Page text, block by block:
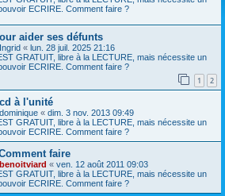
ECRIRE. Comment faire ?
aider ses défunts
Ingrid « lun. 28 juil. 2025 21:16
GRATUIT, libre à la LECTURE, mais nécessite un
ECRIRE. Comment faire ?
1 2
à l'unité
dominique « dim. 3 nov. 2013 09:49
GRATUIT, libre à la LECTURE, mais nécessite un
ECRIRE. Comment faire ?
faire
benoitviard « ven. 12 août 2011 09:03
GRATUIT, libre à la LECTURE, mais nécessite un
ECRIRE. Comment faire ?